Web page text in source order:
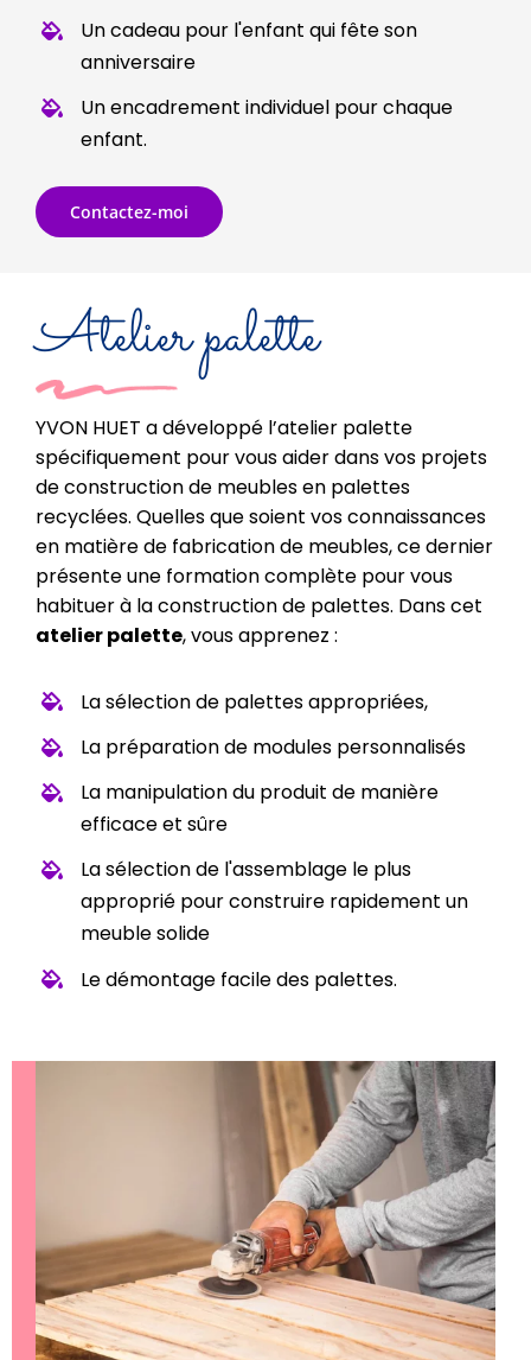
Un cadeau pour l'enfant qui fête son
anniversaire
Un encadrement individuel pour chaque
enfant.
Contactez-moi
Atelier palette
YVON HUET a développé l’atelier palette
spécifiquement pour vous aider dans vos projets
de construction de meubles en palettes
recyclées. Quelles que soient vos connaissances
en matière de fabrication de meubles, ce dernier
présente une formation complète pour vous
habituer à la construction de palettes. Dans cet
atelier palette, vous apprenez :
La sélection de palettes appropriées,
La préparation de modules personnalisés
La manipulation du produit de manière
efficace et sûre
La sélection de l'assemblage le plus
approprié pour construire rapidement un
meuble solide
Le démontage facile des palettes.